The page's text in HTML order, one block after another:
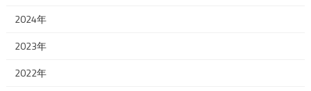
2024年
2023年
2022年